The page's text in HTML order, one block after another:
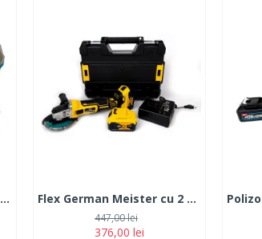
Trusa German Meister Masina cu Impact + Polizor Unghiular 128V, 6Ah, cu 2 Acumulatori Flex German Meister cu 2 Acumulatori 36V,5Ah disc 100/115/125 mm+ cutie transport
376,00 lei
447,00 lei